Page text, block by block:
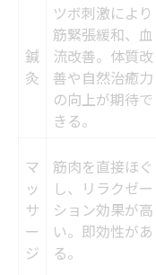
鍼
灸
ツボ刺激により
筋緊張緩和、血
流改善。体質改
善や自然治癒力
の向上が期待で
きる。
マ
ッ
サ
ー
ジ
筋肉を直接ほぐ
し、リラクゼー
ション効果が高
い。即効性があ
る。